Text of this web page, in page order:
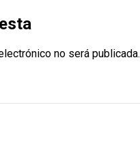
no será publicada.